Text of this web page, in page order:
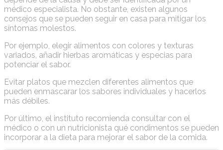
médico especialista. No obstante, existen algunos
consejos que se pueden seguir en casa para mitigar los
síntomas molestos.
Por ejemplo, elegir alimentos con colores y texturas
variados, añadir hierbas aromáticas y especias para
potenciar el sabor.
Evitar platos que mezclen diferentes alimentos que
pueden enmascarar los sabores individuales y hacerlos
más débiles.
Por último, el instituto recomienda consultar con el
médico o con un nutricionista qué condimentos se pueden
incorporar a la dieta para mejorar el sabor de la comida.